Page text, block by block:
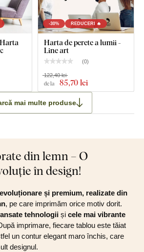
-30% REDUCERI 🔥
Harta de perete a lumii -
Line art
(0)
de la 85,70 lei
122,40 lei
mai multe produse
din lemn – O
în design!
și premium, realizate din
, pe care imprimăm orice motiv dorit.
tehnologii și cele mai vibrante
imprimare, fiecare tablou este tăiat
un contur elegant maro închis, care
designul.